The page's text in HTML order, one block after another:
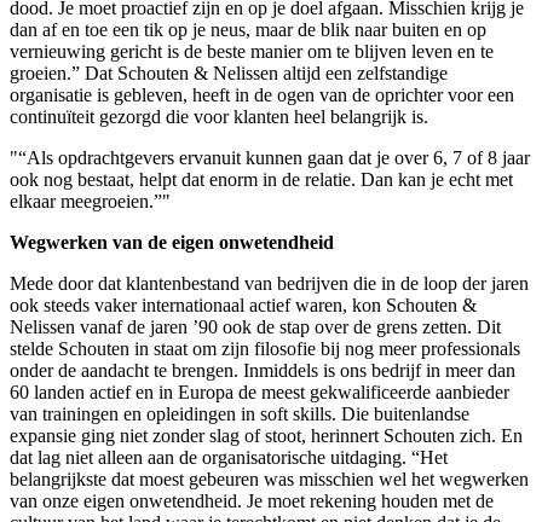
dood. Je moet proactief zijn en op je doel afgaan. Misschien krijg je
dan af en toe een tik op je neus, maar de blik naar buiten en op
vernieuwing gericht is de beste manier om te blijven leven en te
groeien.” Dat Schouten & Nelissen altijd een zelfstandige
organisatie is gebleven, heeft in de ogen van de oprichter voor een
continuïteit gezorgd die voor klanten heel belangrijk is.
"“Als opdrachtgevers ervanuit kunnen gaan dat je over 6, 7 of 8 jaar
ook nog bestaat, helpt dat enorm in de relatie. Dan kan je echt met
elkaar meegroeien.”"
Wegwerken van de eigen onwetendheid
Mede door dat klantenbestand van bedrijven die in de loop der jaren
ook steeds vaker internationaal actief waren, kon Schouten &
Nelissen vanaf de jaren ’90 ook de stap over de grens zetten. Dit
stelde Schouten in staat om zijn filosofie bij nog meer professionals
onder de aandacht te brengen. Inmiddels is ons bedrijf in meer dan
60 landen actief en in Europa de meest gekwalificeerde aanbieder
van trainingen en opleidingen in soft skills. Die buitenlandse
expansie ging niet zonder slag of stoot, herinnert Schouten zich. En
dat lag niet alleen aan de organisatorische uitdaging. “Het
belangrijkste dat moest gebeuren was misschien wel het wegwerken
van onze eigen onwetendheid. Je moet rekening houden met de